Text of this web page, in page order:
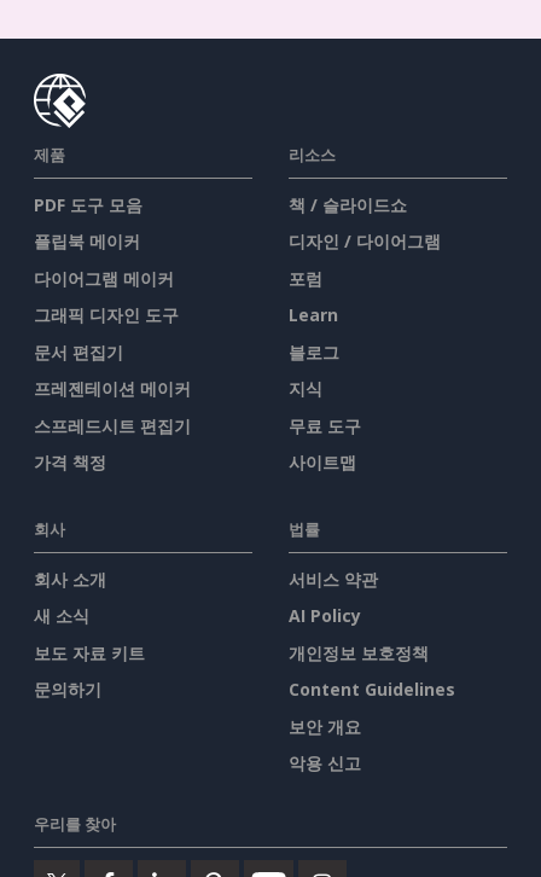
제품
PDF 도구 모음
플립북 메이커
다이어그램 메이커
그래픽 디자인 도구
문서 편집기
프레젠테이션 메이커
스프레드시트 편집기
가격 책정
리소스
책 / 슬라이드쇼
디자인 / 다이어그램
포럼
Learn
블로그
지식
무료 도구
사이트맵
회사
회사 소개
새 소식
보도 자료 키트
문의하기
법률
서비스 약관
AI Policy
개인정보 보호정책
Content Guidelines
보안 개요
악용 신고
우리를 찾아